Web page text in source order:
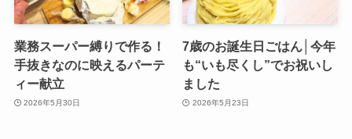
業務スーパー縛りで作る！
手抜きなのに映えるパーテ
ィー献立
2026年5月30日
7歳のお誕生日ごはん│今年
も“いも尽くし”でお祝いし
ました
2026年5月23日